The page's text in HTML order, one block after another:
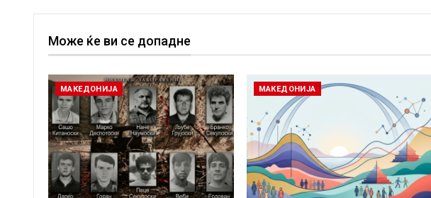
Може ќе ви се допадне
МАКЕДОНИЈА МАКЕДОНИЈА